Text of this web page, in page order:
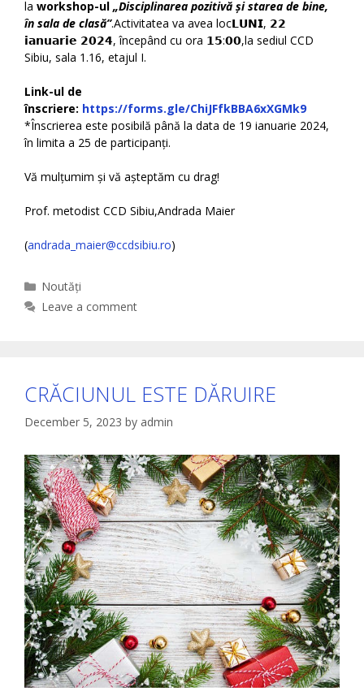
la workshop-ul „Disciplinarea pozitivă și starea de bine,
în sala de clasă”.Activitatea va avea loc𝗟𝗨𝗡𝗜, 𝟮𝟮
𝗶𝗮𝗻𝘂𝗮𝗿𝗶𝗲 𝟮𝟬𝟮𝟰, începând cu ora 𝟭𝟱:𝟬𝟬,la sediul CCD
Sibiu, sala 1.16, etajul I.
Link-ul de
înscriere: https://forms.gle/ChiJFfkBBA6xXGMk9
*Înscrierea este posibilă până la data de 19 ianuarie 2024,
în limita a 25 de participanți.
Vă mulțumim și vă așteptăm cu drag!
Prof. metodist CCD Sibiu,Andrada Maier
(andrada_maier@ccdsibiu.ro)
Categories
Noutăți
Leave a comment
CRĂCIUNUL ESTE DĂRUIRE
December 5, 2023 by admin